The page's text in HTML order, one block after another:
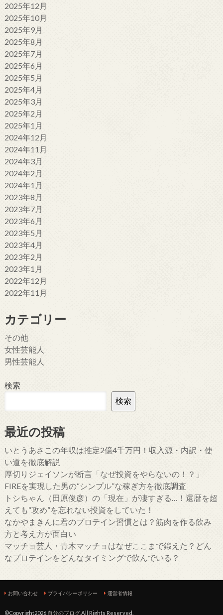
2025年12月
2025年10月
2025年9月
2025年8月
2025年7月
2025年6月
2025年5月
2025年4月
2025年3月
2025年2月
2025年1月
2024年12月
2024年11月
2024年3月
2024年2月
2024年1月
2023年8月
2023年7月
2023年6月
2023年5月
2023年4月
2023年2月
2023年1月
2022年12月
2022年11月
カテゴリー
その他
女性芸能人
男性芸能人
検索
検索
最近の投稿
いとうあさこの年収は推定2億4千万円！収入源・内訳・使
い道を徹底解説
厚切りジェイソンが断言「なぜ投資をやらないの！？」
FIREを実現した男の“シンプル”な稼ぎ方を徹底調査
トシちゃん（田原俊彦）の「現在」が凄すぎる…！還暦を超
えても“攻め”を忘れない投資をしていた！
なかやまきんに君のプロテイン習慣とは？筋肉を作る飲み
方と考え方が面白い
マッチョ芸人・青木マッチョはなぜここまで鍛えた？どん
なプロテインをどんなタイミングで飲んでいる？
お問い合わせ プライバシーポリシー 運営者情報
©Copyright2026 自分のブログ.All Rights Reserved.